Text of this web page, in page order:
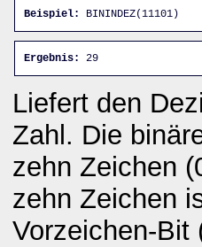
Beispiel: BININDEZ(11101)
Ergebnis: 29
Liefert den
Zahl. Die
zehn Zeichen
zehn Zeichen
Vorzeichen-Bit